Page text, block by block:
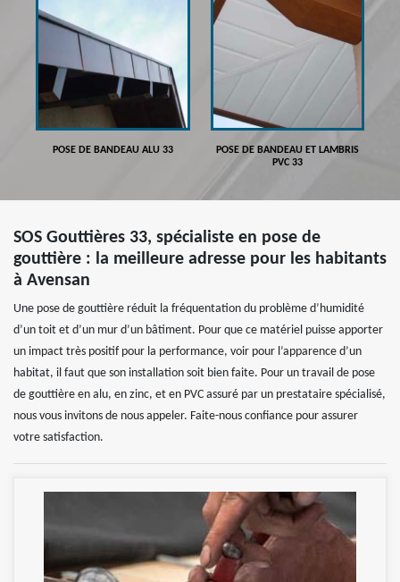
POSE DE BANDEAU ALU 33
POSE DE BANDEAU ET LAMBRIS
PVC 33
SOS Gouttières 33, spécialiste en pose de
gouttière : la meilleure adresse pour les habitants
à Avensan
Une pose de gouttière réduit la fréquentation du problème d’humidité
d’un toit et d’un mur d’un bâtiment. Pour que ce matériel puisse apporter
un impact très positif pour la performance, voir pour l’apparence d’un
habitat, il faut que son installation soit bien faite. Pour un travail de pose
de gouttière en alu, en zinc, et en PVC assuré par un prestataire spécialisé,
nous vous invitons de nous appeler. Faite-nous confiance pour assurer
votre satisfaction.